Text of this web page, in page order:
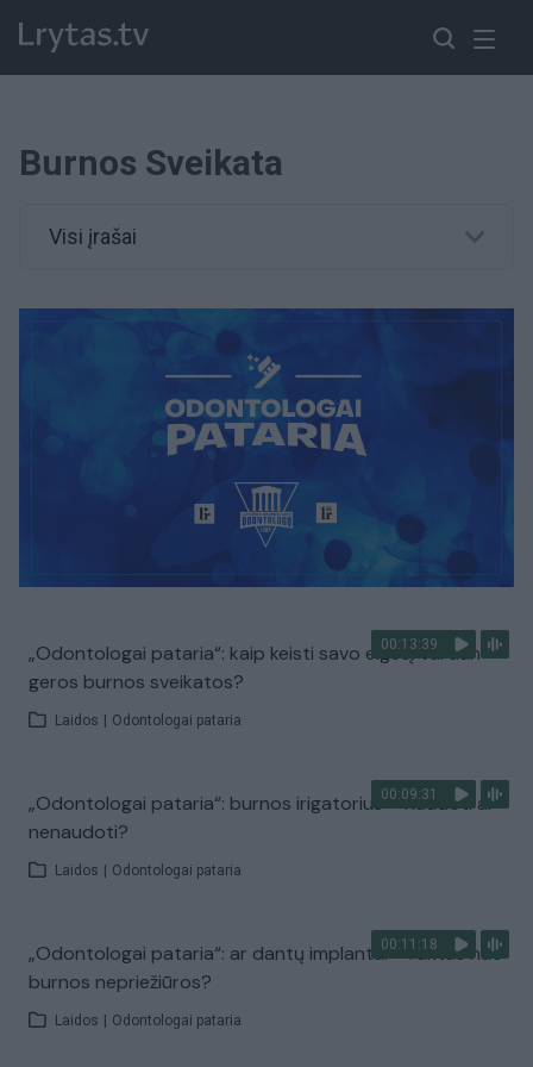
Burnos Sveikata
Visi įrašai
00:13:39
„Odontologai pataria“: kaip keisti savo elgesį vardan
geros burnos sveikatos?
Laidos Odontologai pataria
00:09:31
„Odontologai pataria“: burnos irigatorius – naudoti ar
nenaudoti?
Laidos Odontologai pataria
00:11:18
„Odontologai pataria“: ar dantų implantai – raktas nuo
burnos nepriežiūros?
Laidos Odontologai pataria